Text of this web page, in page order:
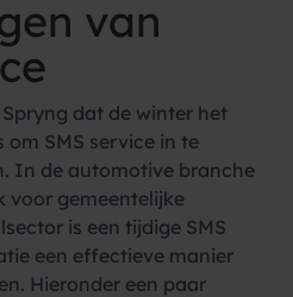
van
dat de winter het
SMS service in te
In de automotive branche
voor gemeentelijke
is een tijdige SMS
een effectieve manier
Hieronder een paar